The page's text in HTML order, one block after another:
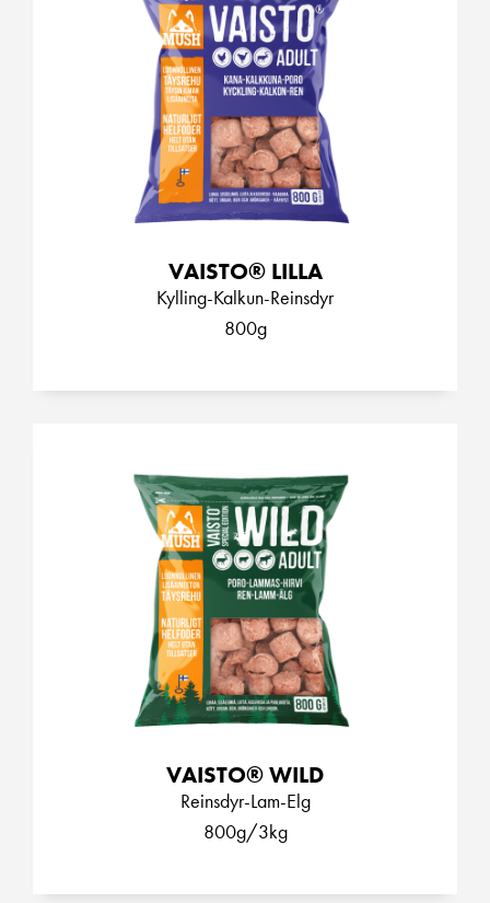
VAISTO® LILLA
Kylling-Kalkun-Reinsdyr
800g
VAISTO® WILD
Reinsdyr-Lam-Elg
800g/3kg